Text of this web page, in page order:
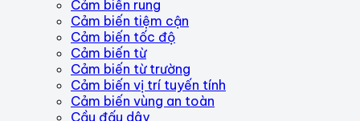
Cảm biến rung
Cảm biến tiệm cận
Cảm biến tốc độ
Cảm biến từ
Cảm biến từ trường
Cảm biến vị trí tuyến tính
Cảm biến vùng an toàn
Cầu đấu dây